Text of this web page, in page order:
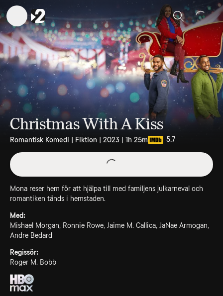
Sök
Christmas With A Kiss
Romantisk Komedi | Fiktion | 2023 | 1h 25m 5.7
Mona reser hem för att hjälpa till med familjens julkarneval och
romantiken tänds i hemstaden.
Med:
Mishael Morgan, Ronnie Rowe, Jaime M. Callica, JaNae Armogan,
Andre Bedard
Regissör:
Roger M. Bobb